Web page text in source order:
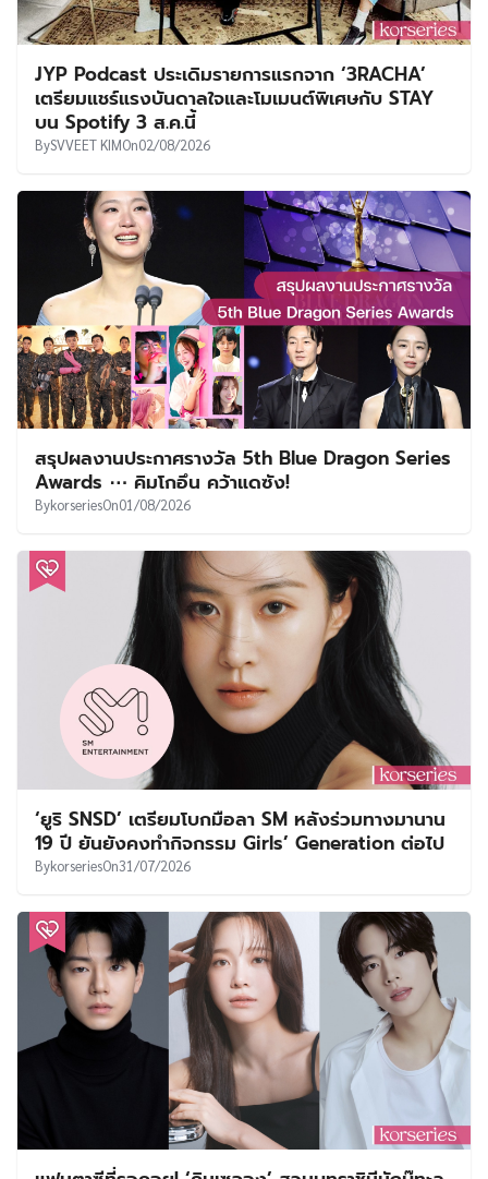
JYP Podcast ประเดิมรายการแรกจาก ‘3RACHA’
เตรียมแชร์แรงบันดาลใจและโมเมนต์พิเศษกับ STAY
บน Spotify 3 ส.ค.นี้
BySVVEET KIMOn02/08/2026
สรุปผลงานประกาศรางวัล 5th Blue Dragon Series
Awards ⋯ คิมโกอึน คว้าแดซัง!
BykorseriesOn01/08/2026
‘ยูริ SNSD’ เตรียมโบกมือลา SM หลังร่วมทางมานาน
19 ปี ยันยังคงทำกิจกรรม Girls’ Generation ต่อไป
BykorseriesOn31/07/2026